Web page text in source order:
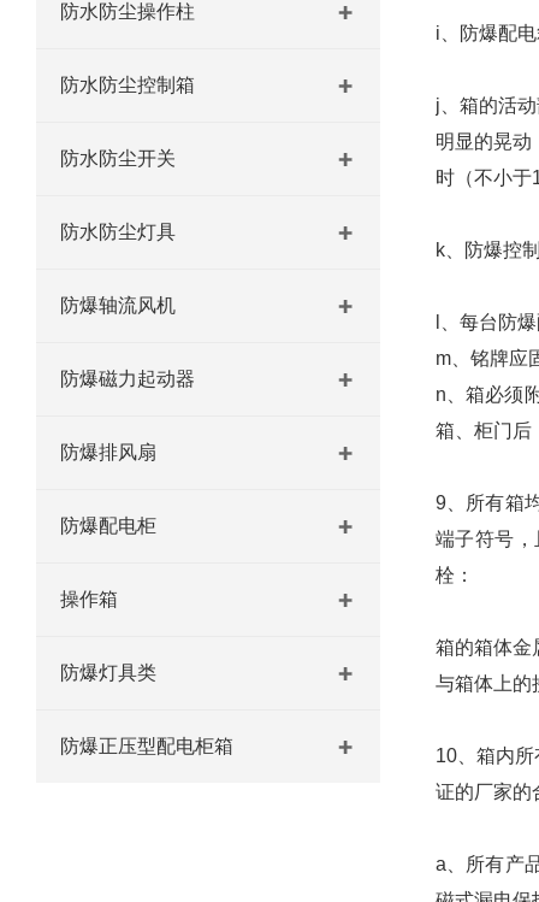
防水防尘操作柱
防水防尘控制箱
防水防尘开关
防水防尘灯具
防爆轴流风机
防爆磁力起动器
防爆排风扇
防爆配电柜
操作箱
防爆灯具类
防爆正压型配电柜箱
i、防爆配
j、箱的活
明显的晃
时（不小于
k、防爆控
l、每台防
m、铭牌应
n、箱必须
箱、柜门后
9、所有箱
端子符号
栓：
箱的箱体金
与箱体上的
10、箱内
证的厂家的
a、所有产